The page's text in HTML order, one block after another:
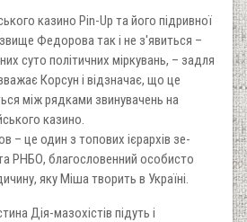
казино Pin-Up та його підривної
Федорова так і не з'явиться –
суто політичних міркувань, – задля
Корсун і відзначає, що це
між рядками звинувачень на
казино.
– це один з топових ієрархів зе-
РНБО, благословенний особисто
яку Міша творить в Україні.
Дія-мазохістів підуть і